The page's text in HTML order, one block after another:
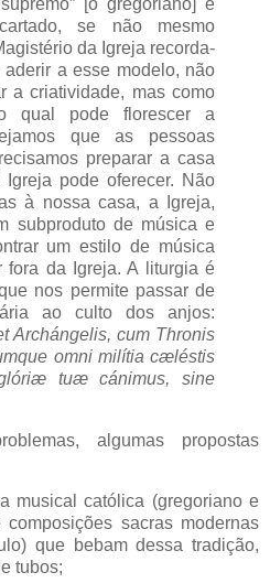
se não mesmo
da Igreja recorda-
a esse modelo, não
a criatividade, mas como
qual pode florescer a
que as pessoas
preparar a casa
pode oferecer. Não
à nossa casa, a Igreja,
subproduto de música e
um estilo de música
fora da Igreja. A liturgia é
nos permite passar de
ao culto dos anjos:
Archángelis, cum Thronis
omni milítia cæléstis
tuæ cánimus, sine
algumas propostas
musical católica (gregoriano e
sacras modernas
que bebam dessa tradição,
tubos;